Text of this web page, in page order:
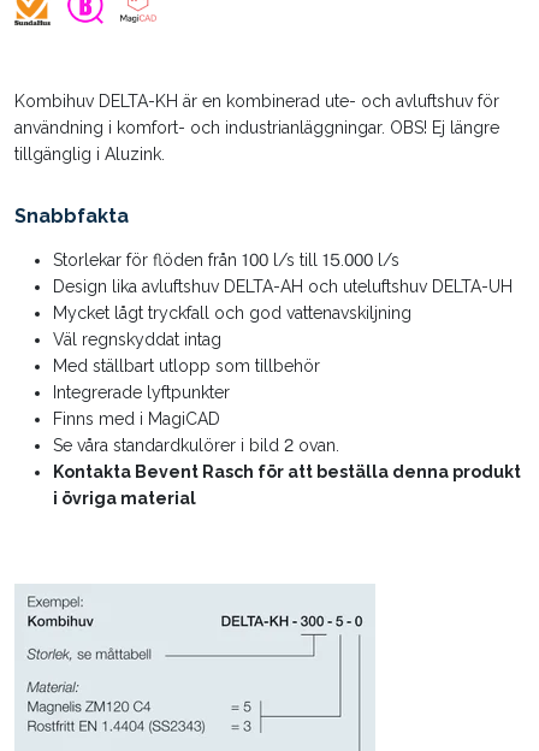
Kombihuv DELTA-KH är en kombinerad ute- och avluftshuv för
användning i komfort- och industrianläggningar. OBS! Ej längre
tillgänglig i Aluzink.
Snabbfakta
Storlekar för flöden från 100 l/s till 15.000 l/s
Design lika avluftshuv DELTA-AH och uteluftshuv DELTA-UH
Mycket lågt tryckfall och god vattenavskiljning
Väl regnskyddat intag
Med ställbart utlopp som tillbehör
Integrerade lyftpunkter
Finns med i MagiCAD
Se våra standardkulörer i bild 2 ovan.
Kontakta Bevent Rasch för att beställa denna produkt
i övriga material